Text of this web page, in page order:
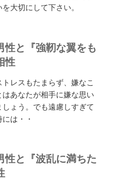
大切にして下さい。
性と『強靭な翼をも
性
レスもたまらず、嫌なこ
あなたが相手に嫌な思い
ょう。でも遠慮しすぎて
は・・
性と『波乱に満ちた